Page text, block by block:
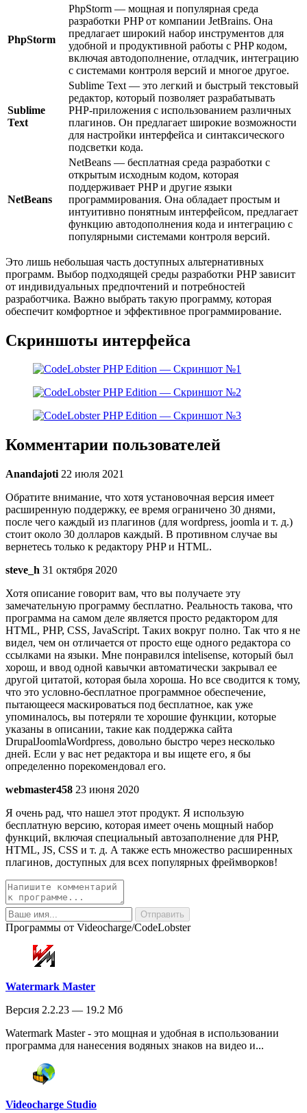
PhpStorm
PhpStorm — мощная и популярная среда
разработки PHP от компании JetBrains. Она
предлагает широкий набор инструментов для
удобной и продуктивной работы с PHP кодом,
включая автодополнение, отладчик, интеграцию
с системами контроля версий и многое другое.
Sublime
Text
Sublime Text — это легкий и быстрый текстовый
редактор, который позволяет разрабатывать
PHP-приложения с использованием различных
плагинов. Он предлагает широкие возможности
для настройки интерфейса и синтаксического
подсветки кода.
NetBeans
NetBeans — бесплатная среда разработки с
открытым исходным кодом, которая
поддерживает PHP и другие языки
программирования. Она обладает простым и
интуитивно понятным интерфейсом, предлагает
функцию автодополнения кода и интеграцию с
популярными системами контроля версий.
Это лишь небольшая часть доступных альтернативных
программ. Выбор подходящей среды разработки PHP зависит
от индивидуальных предпочтений и потребностей
разработчика. Важно выбрать такую программу, которая
обеспечит комфортное и эффективное программирование.
Скриншоты интерфейса
Комментарии пользователей
Anandajoti 22 июля 2021
Обратите внимание, что хотя установочная версия имеет
расширенную поддержку, ее время ограничено 30 днями,
после чего каждый из плагинов (для wordpress, joomla и т. д.)
стоит около 30 долларов каждый. В противном случае вы
вернетесь только к редактору PHP и HTML.
steve_h 31 октября 2020
Хотя описание говорит вам, что вы получаете эту
замечательную программу бесплатно. Реальность такова, что
программа на самом деле является просто редактором для
HTML, PHP, CSS, JavaScript. Таких вокруг полно. Так что я не
видел, чем он отличается от просто еще одного редактора со
ссылками на языки. Мне понравился intelisense, который был
хорош, и ввод одной кавычки автоматически закрывал ее
другой цитатой, которая была хороша. Но все сводится к тому,
что это условно-бесплатное программное обеспечение,
пытающееся маскироваться под бесплатное, как уже
упоминалось, вы потеряли те хорошие функции, которые
указаны в описании, такие как поддержка сайта
DrupalJoomlaWordpress, довольно быстро через несколько
дней. Если у вас нет редактора и вы ищете его, я бы
определенно порекомендовал его.
webmaster458 23 июня 2020
Я очень рад, что нашел этот продукт. Я использую
бесплатную версию, которая имеет очень мощный набор
функций, включая специальный автозаполнение для PHP,
HTML, JS, CSS и т. д. А также есть множество расширенных
плагинов, доступных для всех популярных фреймворков!
Программы от Videocharge/CodeLobster
Watermark Master
Версия 2.2.23 — 19.2 Мб
Watermark Master - это мощная и удобная в использовании
программа для нанесения водяных знаков на видео и...
Videocharge Studio